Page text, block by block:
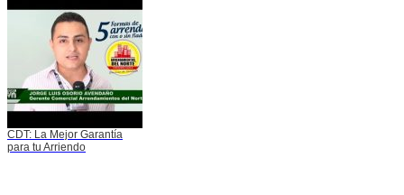
CDT: La Mejor Garantía
para tu Arriendo